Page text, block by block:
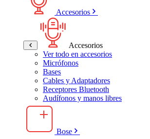
Accesorios
Accesorios
Ver todo en accesorios
Micrófonos
Bases
Cables y Adaptadores
Receptores Bluetooth
Audífonos y manos libres
Bose